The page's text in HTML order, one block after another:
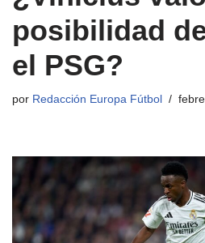
posibilidad
el PSG?
por Redacción Europa Fútbol